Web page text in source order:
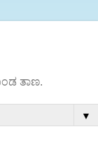
ತಾಣ.
▼